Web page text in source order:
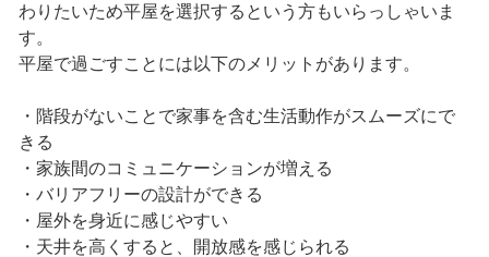
わりたいため平屋を選択するという方もいらっしゃいま
す。
平屋で過ごすことには以下のメリットがあります。
・階段がないことで家事を含む生活動作がスムーズにで
きる
・家族間のコミュニケーションが増える
・バリアフリーの設計ができる
・屋外を身近に感じやすい
・天井を高くすると、開放感を感じられる